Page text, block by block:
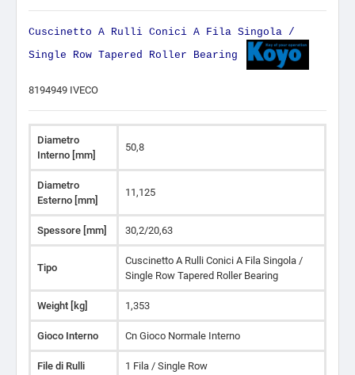
Cuscinetto A Rulli Conici A Fila Singola /
Single Row Tapered Roller Bearing
8194949 IVECO
Diametro
Interno [mm]
50,8
Diametro
Esterno [mm]
11,125
Spessore [mm] 30,2/20,63
Tipo
Cuscinetto A Rulli Conici A Fila Singola /
Single Row Tapered Roller Bearing
Weight [kg] 1,353
Gioco Interno Cn Gioco Normale Interno
File di Rulli 1 Fila / Single Row